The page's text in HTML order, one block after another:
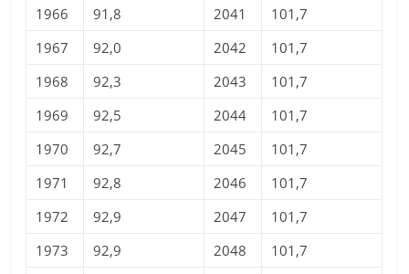
1966
91,8 2041
101,7
1967
92,0 2042
101,7
1968
92,3 2043
101,7
1969
92,5 2044
101,7
1970
92,7 2045
101,7
1971
92,8 2046
101,7
1972
92,9 2047
101,7
1973
92,9 2048
101,7